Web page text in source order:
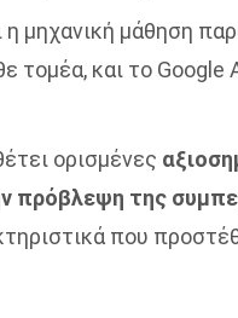
μηχανική μάθηση
τομέα, και το Google
ορισμένες
πρόβλεψη της
που